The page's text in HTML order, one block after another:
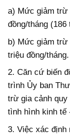
a) Mức giảm trừ
đồng/tháng (186
b) Mức giảm trừ
triệu đồng/tháng.
2. Căn cứ biến
trình Ủy ban
trừ gia cảnh
tình hình kinh tế
3. Việc xác